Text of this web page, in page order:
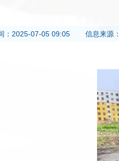
： 2025-07-05 09:05 信息来源：